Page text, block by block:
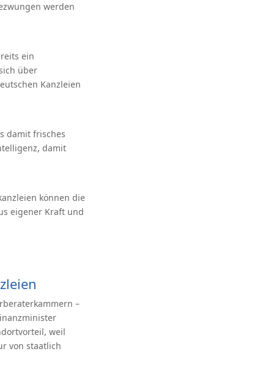
werden
ein
über
Kanzleien
damit frisches
damit
können die
eigener Kraft und
–
weil
von staatlich